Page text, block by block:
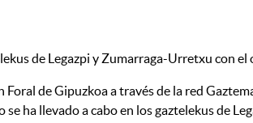
de Legazpi y Zumarraga-Urretxu con
de Gipuzkoa a través de la red
ha llevado a cabo en los gaztelekus de